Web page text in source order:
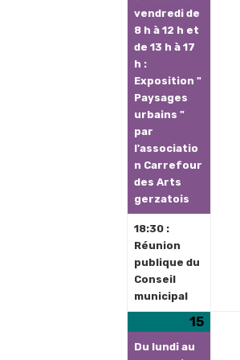
vendredi de
8 h à 12 h et
de 13 h à 17
h :
Exposition "
Paysages
urbains "
par
l'associatio
n Carrefour
des Arts
gerzatois
18:30 :
Réunion
publique du
Conseil
municipal
15
Du lundi au